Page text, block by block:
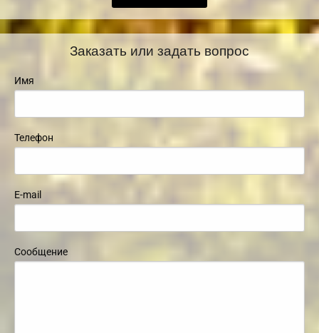
Заказать или задать вопрос
Имя
Телефон
E-mail
Сообщение